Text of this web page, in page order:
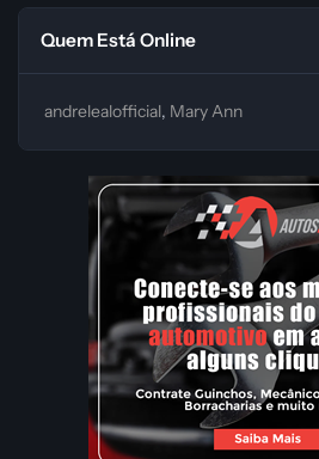
Quem Está Online
andrelealofficial Mary Ann